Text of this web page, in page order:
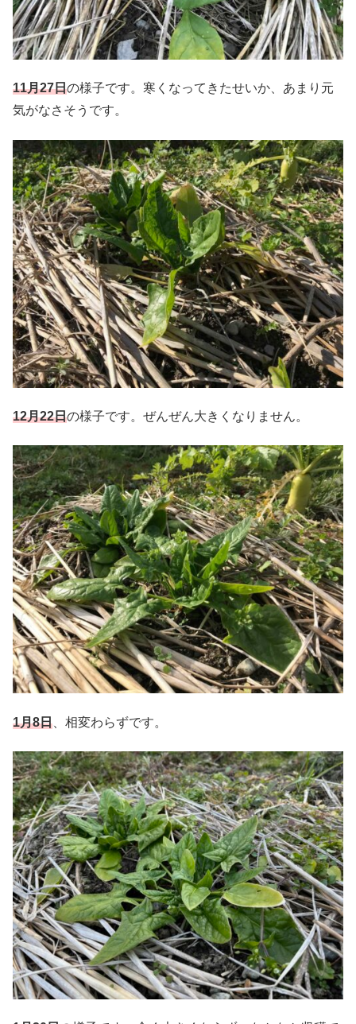
11月27日の様子です。寒くなってきたせいか、あまり元
気がなさそうです。
12月22日の様子です。ぜんぜん大きくなりません。
1月8日 、相変わらずです。